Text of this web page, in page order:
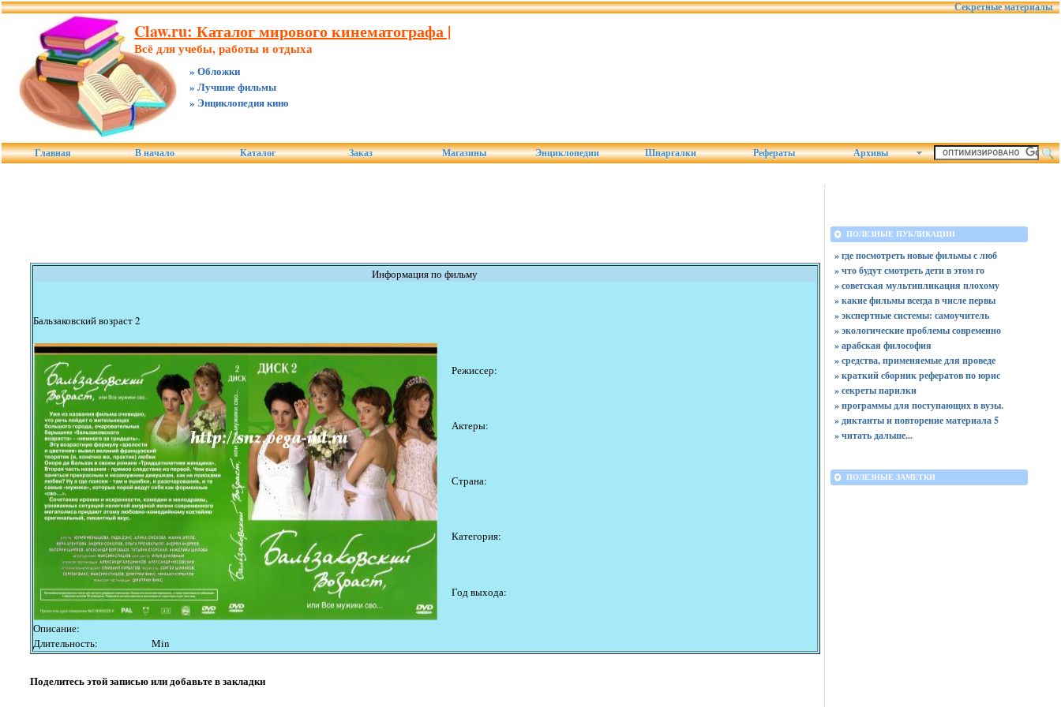
Секретные материалы
Claw.ru: Каталог мирового кинематографа |
Всё для учебы, работы и отдыха
» Обложки
» Лучшие фильмы
» Энциклопедия кино
Главная В начало Каталог Заказ Магазины Энциклопедии Шпаргалки Рефераты Архивы
Информация по фильму
Бальзаковский возраст 2
Режиссер:
Актеры:
Страна:
Категория:
Год выхода:
Описание:
Длительность:
Min
Поделитесь этой записью или добавьте в закладки
ПОЛЕЗНЫЕ ПУБЛИКАЦИИ
» где посмотреть новые фильмы с люб
» что будут смотреть дети в этом го
» советская мультипликация плохому
» какие фильмы всегда в числе первы
» экспертные системы: самоучитель
» экологические проблемы современно
» арабская философия
» средства, применяемые для проведе
» краткий сборник рефератов по юрис
» секреты парилки
» программы для поступающих в вузы.
» диктанты и повторение материала 5
»читать дальше...
ПОЛЕЗНЫЕ ЗАМЕТКИ